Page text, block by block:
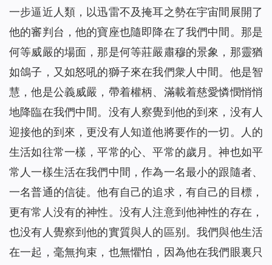
一步逼近人類，以迅雷不及掩耳之勢在宇宙間展開了
他的審判台，他的寶座也隨即降在了我們中間。那是
何等威嚴的場面，那是何等莊嚴肅穆的景象，那靈猶
如鴿子，又如怒吼的獅子來在我們衆人中間。他是智
慧，他是公義威嚴，帶着權柄、滿載着慈愛憐憫悄悄
地降臨在我們中間。没有人察覺到他的到來，没有人
迎接他的到來，更没有人知道他將要作的一切。人的
生活如往常一樣，平常的心、平常的歲月。神也如平
常人一樣生活在我們中間，作為一名最小的跟隨者、
一名普通的信徒。他有自己的追求，有自己的目標，
更有常人没有的神性。没有人注意到他神性的存在，
也没有人覺察到他的實質與人的區别。我們與他生活
在一起，毫無拘束，也無懼怕，因為他在我們眼裏只